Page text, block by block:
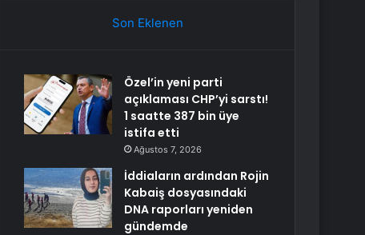
Son Eklenen
Özel’in yeni parti
açıklaması CHP’yi sarstı!
1 saatte 387 bin üye
istifa etti
Ağustos 7, 2026
İddiaların ardından Rojin
Kabaiş dosyasındaki
DNA raporları yeniden
gündemde